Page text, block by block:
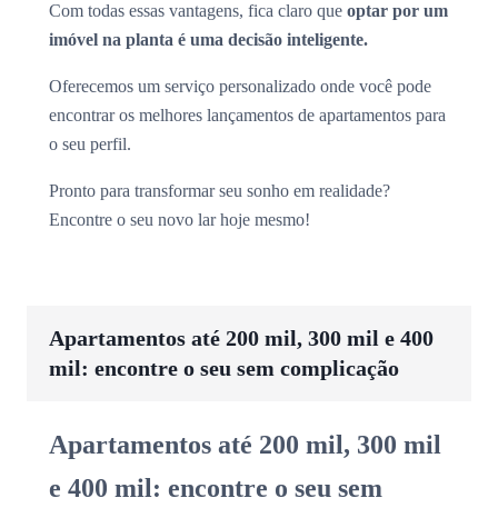
Com todas essas vantagens, fica claro que optar por um
imóvel na planta é uma decisão inteligente.
Oferecemos um serviço personalizado onde você pode
encontrar os melhores lançamentos de apartamentos para
o seu perfil.
Pronto para transformar seu sonho em realidade?
Encontre o seu novo lar hoje mesmo!
Apartamentos até 200 mil, 300 mil e 400
mil: encontre o seu sem complicação
Apartamentos até 200 mil, 300 mil
e 400 mil: encontre o seu sem